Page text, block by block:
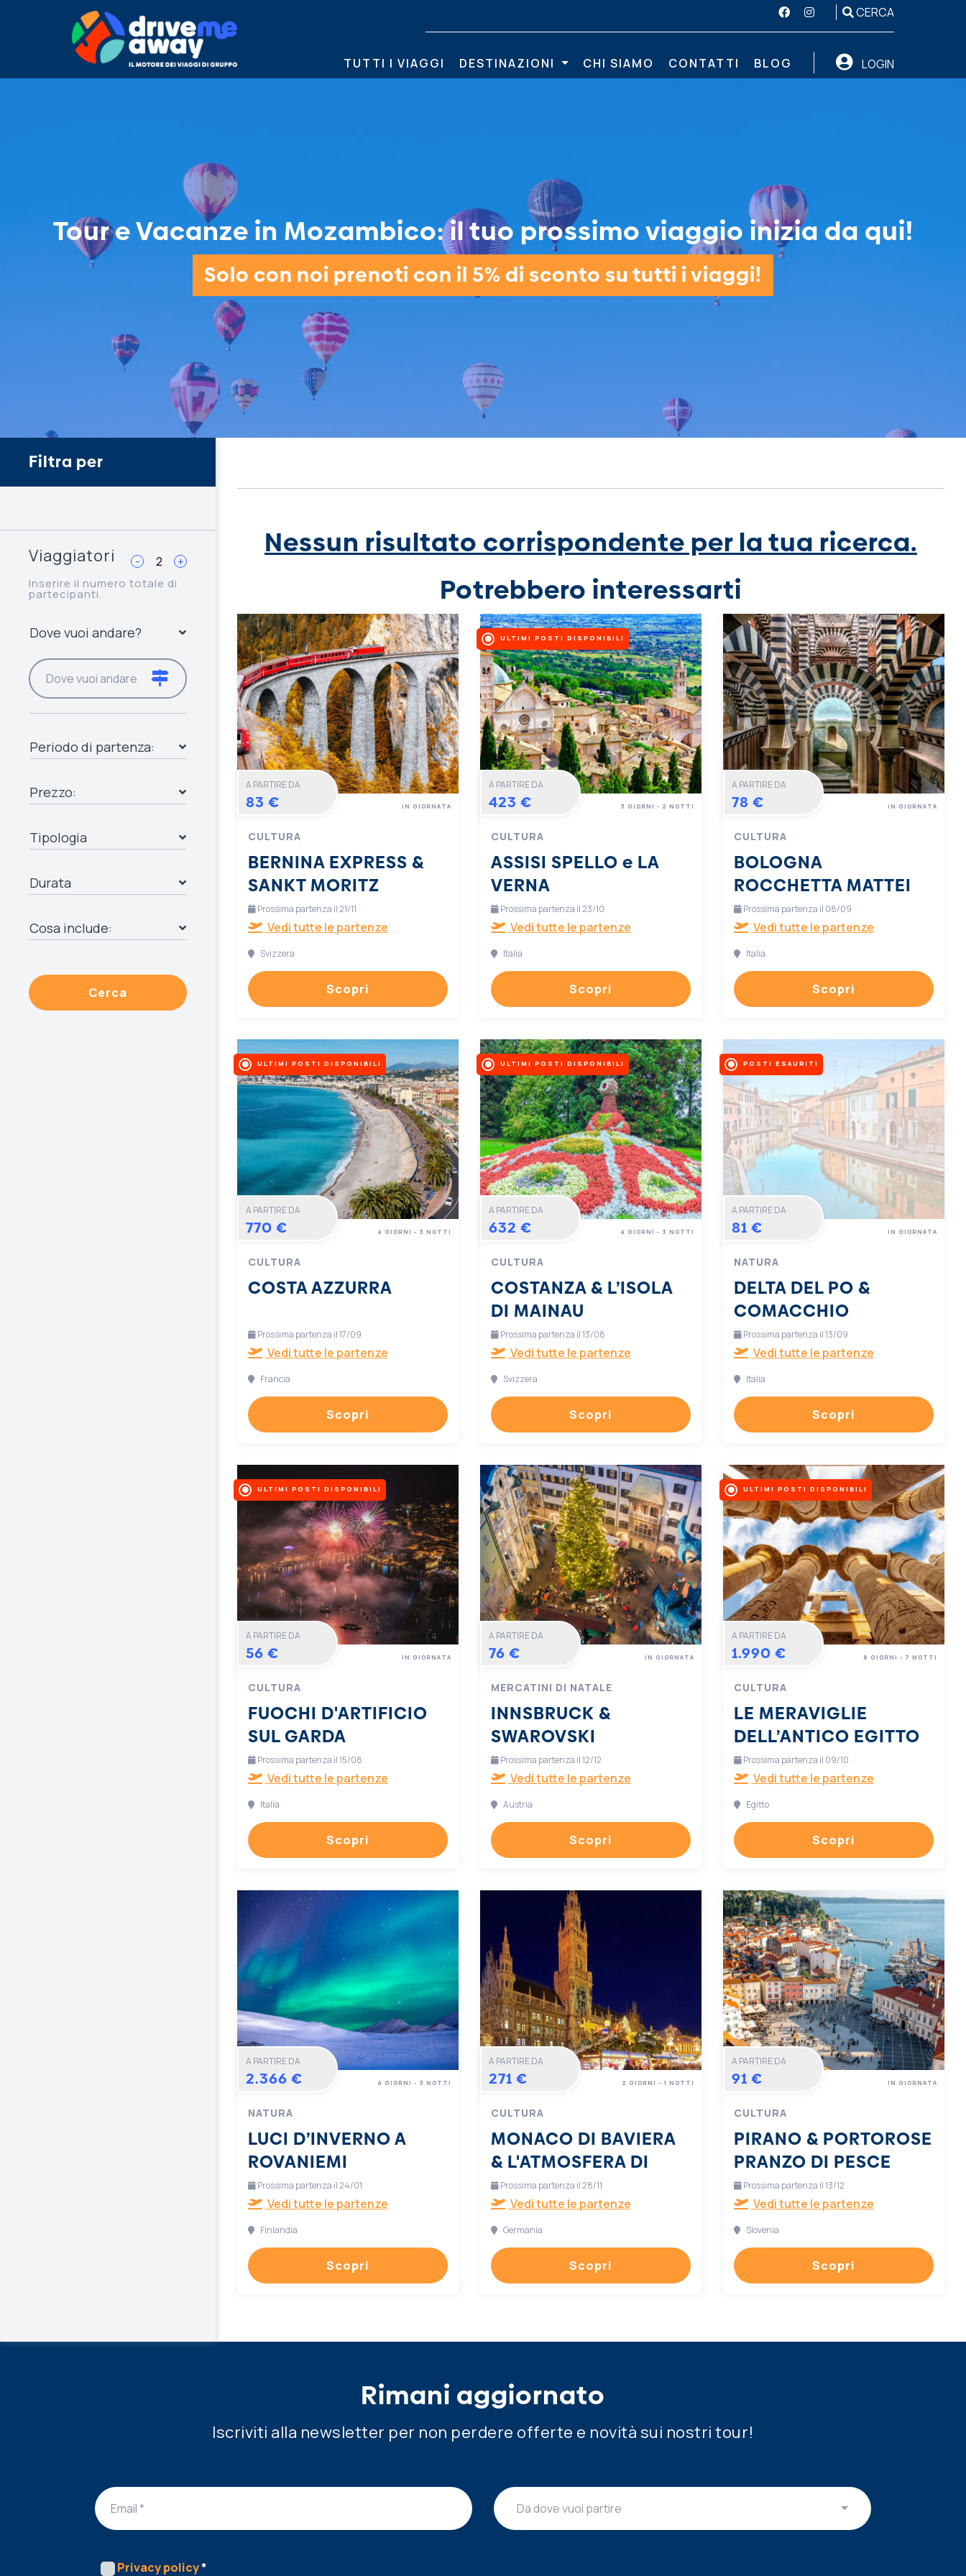
CERCA
TUTTI I VIAGGI DESTINAZIONI CHI SIAMO CONTATTI BLOG LOGIN
Tour e Vacanze in Mozambico: il tuo prossimo viaggio inizia da qui!
Solo con noi prenoti con il 5% di sconto su tutti i viaggi!
Filtra per
Viaggiatori - +
Inserire il numero totale di
partecipanti.
Dove vuoi andare?
Periodo di partenza:
Prezzo:
Tipologia
Durata
Cosa include:
Cerca
Nessun risultato corrispondente per la tua ricerca.
Potrebbero interessarti
A PARTIRE DA
83 €
CULTURA
BERNINA EXPRESS &
SANKT MORITZ
IN GIORNATA
Prossima partenza il 21/11
Vedi tutte le partenze
Svizzera
Scopri
ULTIMI POSTI DISPONIBILI
A PARTIRE DA
423 €
CULTURA
ASSISI SPELLO e LA
VERNA
3 GIORNI - 2 NOTTI
Prossima partenza il 23/10
Vedi tutte le partenze
Italia
Scopri
A PARTIRE DA
78 €
CULTURA
BOLOGNA
ROCCHETTA MATTEI
IN GIORNATA
Prossima partenza il 08/09
Vedi tutte le partenze
Italia
Scopri
ULTIMI POSTI DISPONIBILI
A PARTIRE DA
770 €
CULTURA
COSTA AZZURRA
4 GIORNI - 3 NOTTI
Prossima partenza il 17/09
Vedi tutte le partenze
Francia
Scopri
ULTIMI POSTI DISPONIBILI
A PARTIRE DA
632 €
CULTURA
COSTANZA & L’ISOLA
DI MAINAU
4 GIORNI - 3 NOTTI
Prossima partenza il 13/08
Vedi tutte le partenze
Svizzera
Scopri
POSTI ESAURITI
A PARTIRE DA
81 €
NATURA
DELTA DEL PO &
COMACCHIO
IN GIORNATA
Prossima partenza il 13/09
Vedi tutte le partenze
Italia
Scopri
ULTIMI POSTI DISPONIBILI
A PARTIRE DA
56 €
CULTURA
FUOCHI D'ARTIFICIO
SUL GARDA
IN GIORNATA
Prossima partenza il 15/08
Vedi tutte le partenze
Italia
Scopri
A PARTIRE DA
76 €
MERCATINI DI NATALE
INNSBRUCK &
SWAROVSKI
IN GIORNATA
Prossima partenza il 12/12
Vedi tutte le partenze
Austria
Scopri
ULTIMI POSTI DISPONIBILI
A PARTIRE DA
1.990 €
CULTURA
LE MERAVIGLIE
DELL’ANTICO EGITTO
8 GIORNI - 7 NOTTI
Prossima partenza il 09/10
Vedi tutte le partenze
Egitto
Scopri
A PARTIRE DA
2.366 €
NATURA
LUCI D’INVERNO A
ROVANIEMI
4 GIORNI - 3 NOTTI
Prossima partenza il 24/01
Vedi tutte le partenze
Finlandia
Scopri
A PARTIRE DA
271 €
CULTURA
MONACO DI BAVIERA
& L'ATMOSFERA DI
NATALE
2 GIORNI - 1 NOTTI
Prossima partenza il 28/11
Vedi tutte le partenze
Germania
Scopri
A PARTIRE DA
91 €
CULTURA
PIRANO & PORTOROSE
PRANZO DI PESCE
IN GIORNATA
Prossima partenza il 13/12
Vedi tutte le partenze
Slovenia
Scopri
Rimani aggiornato
Iscriviti alla newsletter per non perdere offerte e novità sui nostri tour!
Da dove vuoi partire
Privacy policy*